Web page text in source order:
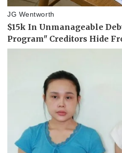
Doanh nghiệp 24h
Doanh nhân
Vì cộng đồng